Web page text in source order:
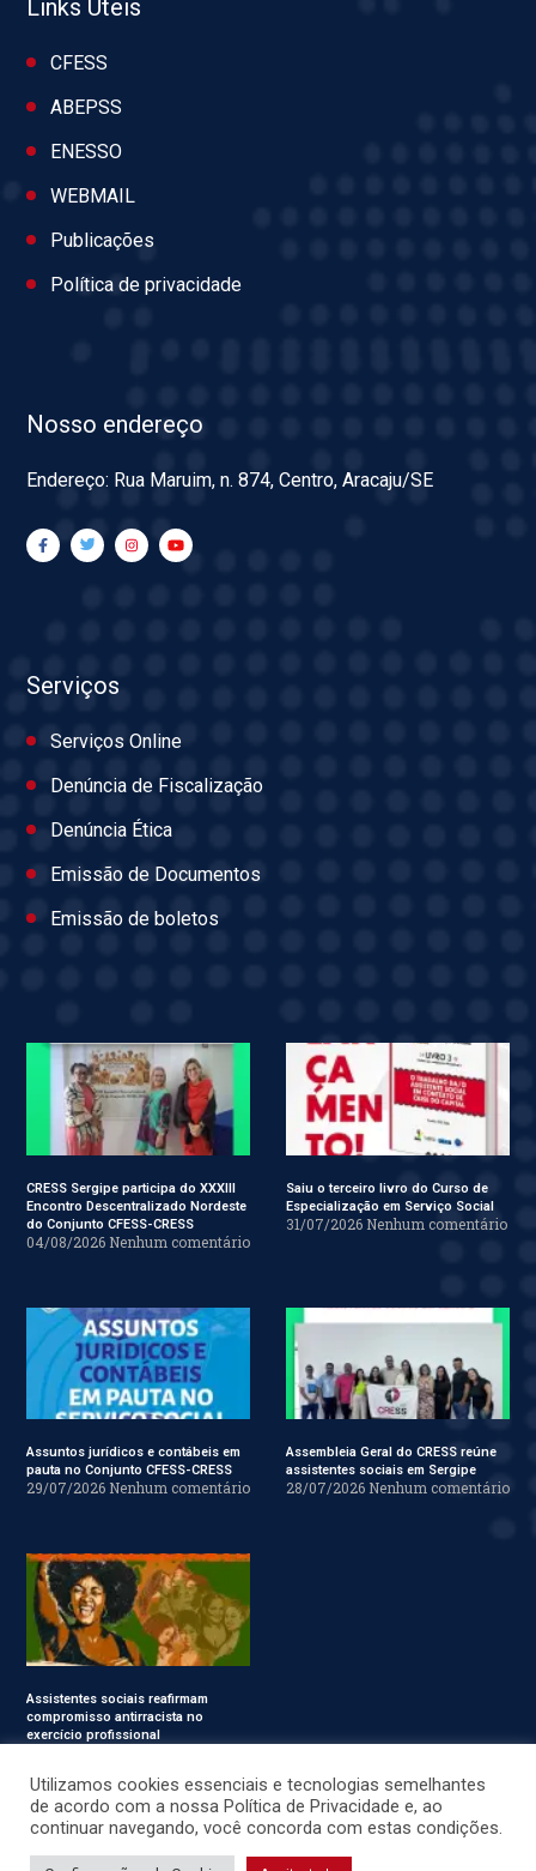
Links Úteis
CFESS
ABEPSS
ENESSO
WEBMAIL
Publicações
Política de privacidade
Nosso endereço
Endereço: Rua Maruim, n. 874, Centro, Aracaju/SE
Serviços
Serviços Online
Denúncia de Fiscalização
Denúncia Ética
Emissão de Documentos
Emissão de boletos
CRESS Sergipe participa do XXXIII
Encontro Descentralizado Nordeste
do Conjunto CFESS-CRESS
04/08/2026 Nenhum comentário
Saiu o terceiro livro do Curso de
Especialização em Serviço Social
31/07/2026 Nenhum comentário
Assuntos jurídicos e contábeis em
pauta no Conjunto CFESS-CRESS
29/07/2026 Nenhum comentário
Assembleia Geral do CRESS reúne
assistentes sociais em Sergipe
28/07/2026 Nenhum comentário
Assistentes sociais reafirmam
compromisso antirracista no
exercício profissional
© CRESS-SE 2022. Todos os Direitos Reservados.
Utilizamos cookies essenciais e tecnologias semelhantes
de acordo com a nossa Política de Privacidade e, ao
continuar navegando, você concorda com estas condições.